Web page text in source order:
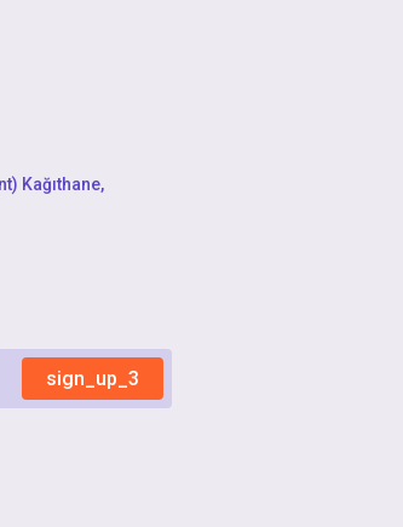
Kağıthane,
sign_up_3